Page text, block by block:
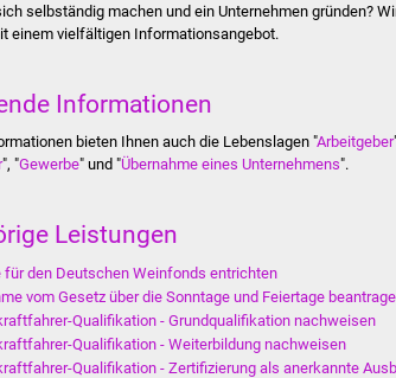
selbständig machen und ein Unternehmen gründen?
einem vielfältigen Informationsangebot.
Informationen
bieten Ihnen auch die Lebenslagen "Arbeitgeber
", "Gewerbe" und "Übernahme eines Unternehmens".
Leistungen
für den Deutschen Weinfonds entrichten
vom Gesetz über die Sonntage und Feiertage
Qualifikation - Grundqualifikation nachweisen
Qualifikation - Weiterbildung nachweisen
Qualifikation - Zertifizierung als anerkannte